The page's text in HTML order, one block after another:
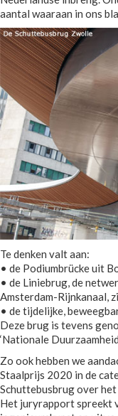
aantal waaraan in ons
Te denken valt aan:
• de Podiumbrücke uit
• de Liniebrug, de
Amsterdam-Rijnkanaal,
• de tijdelijke,
Deze brug is tevens
‘Nationale
Zo ook hebben we
Staalprijs 2020 in de
Schuttebusbrug over
Het juryrapport spreekt